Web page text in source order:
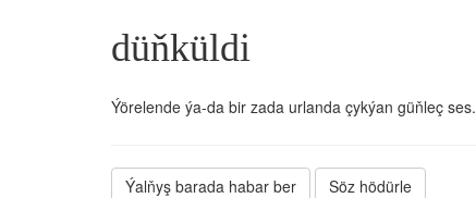
düňküldi
Ýörelende ýa-da bir zada urlanda çykýan güňleç ses.
Ýalňyş barada habar ber Söz hödürle